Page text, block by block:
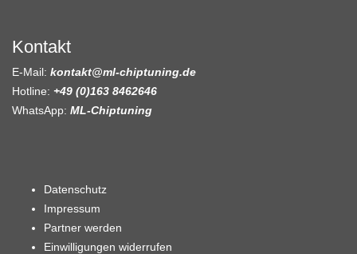
Kontakt
E-Mail: kontakt@ml-chiptuning.de
Hotline: +49 (0)163 8462646
WhatsApp: ML-Chiptuning
Datenschutz
Impressum
Partner werden
Einwilligungen widerrufen